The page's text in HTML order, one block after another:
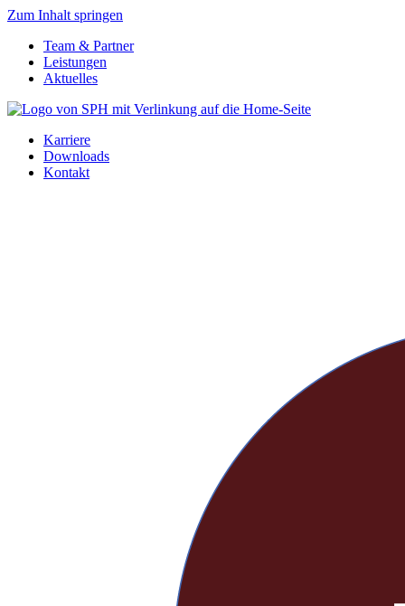
Zum Inhalt springen
Team & Partner
Leistungen
Aktuelles
Karriere
Downloads
Kontakt